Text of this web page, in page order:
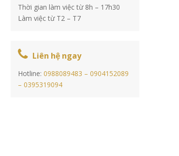
Thời gian làm việc từ 8h – 17h30
Làm việc từ T2 – T7
Liên hệ ngay
Hotline: 0988089483 – 0904152089
– 0395319094